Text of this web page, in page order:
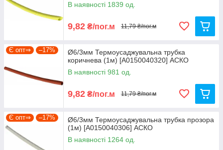
В наявності 1839 од.
9,82 ₴/пог.м 11,79 ₴/пог.м
Є опт⇒ –17%
Ø6/3мм Термоусаджувальна трубка
коричнева (1м) [A0150040320] АСКО
В наявності 981 од.
9,82 ₴/пог.м 11,79 ₴/пог.м
Є опт⇒ –17%
Ø6/3мм Термоусаджувальна трубка прозора
(1м) [A0150040306] АСКО
В наявності 1264 од.